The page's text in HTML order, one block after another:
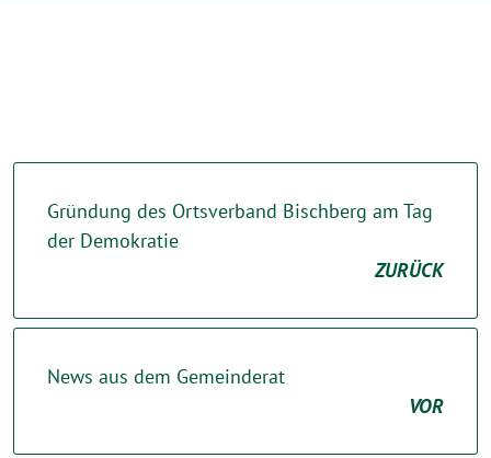
Gründung des Ortsverband Bischberg am Tag
der Demokratie
ZURÜCK
News aus dem Gemeinderat
VOR